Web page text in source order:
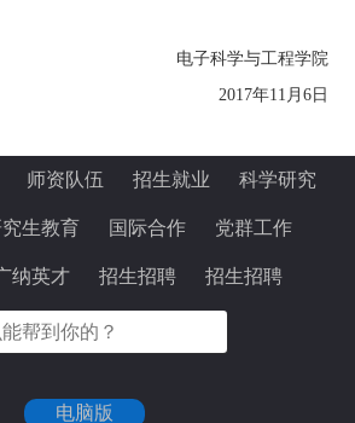
电子科学与工程学院
2017年11月6日
师资队伍 招生就业 科学研究
生教育 国际合作 党群工作
纳英才 招生招聘 招生招聘
电脑版